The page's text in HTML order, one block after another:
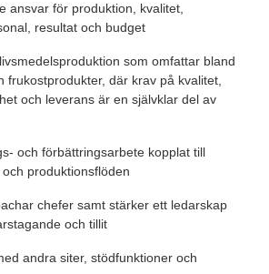
ansvar för produktion, kvalitet,
resultat och budget
som omfattar bland
frukostprodukter, där krav på kvalitet,
och leverans är en självklar del av
och förbättringsarbete kopplat till
produktionsflöden
chefer samt stärker ett ledarskap
och tillit
andra siter, stödfunktioner och